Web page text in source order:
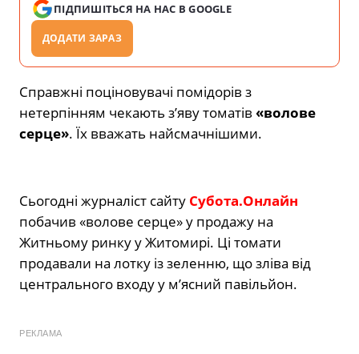
ПІДПИШІТЬСЯ НА НАС В GOOGLE
ДОДАТИ ЗАРАЗ
Справжні поціновувачі помідорів з
нетерпінням чекають з’яву томатів «волове
серце». Їх вважать найсмачнішими.
Сьогодні журналіст сайту Субота.Онлайн
побачив «волове серце» у продажу на
Житньому ринку у Житомирі. Ці томати
продавали на лотку із зеленню, що зліва від
центрального входу у м’ясний павільйон.
РЕКЛАМА